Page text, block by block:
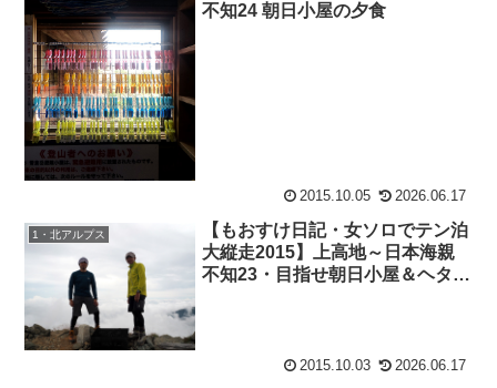
不知24 朝日小屋の夕食
2015.10.05 2026.06.17
1・北アルプス
【もおすけ日記・女ソロでテン泊
大縦走2015】上高地～日本海親
不知23・目指せ朝日小屋＆ヘタっ
2015.10.03 2026.06.17